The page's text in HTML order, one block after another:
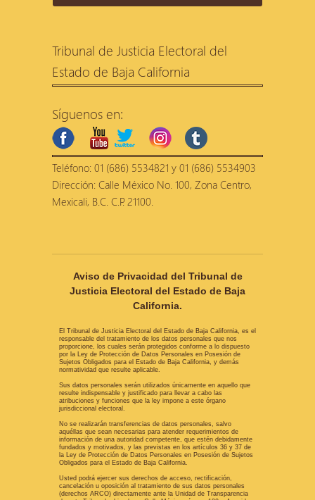
Tribunal de Justicia Electoral del
Estado de Baja California
Síguenos en:
facebookyoutubetwitter
Teléfono: 01 (686) 5534821 y 01 (686) 5534903
Dirección: Calle México No. 100, Zona Centro,
Mexicali, B.C. C.P. 21100.
Aviso de Privacidad del Tribunal de
Justicia Electoral del Estado de Baja
California.
El Tribunal de Justicia Electoral del Estado de Baja California, es el
responsable del tratamiento de los datos personales que nos
proporcione, los cuales serán protegidos conforme a lo dispuesto
por la Ley de Protección de Datos Personales en Posesión de
Sujetos Obligados para el Estado de Baja California, y demás
normatividad que resulte aplicable.
Sus datos personales serán utilizados únicamente en aquello que
resulte indispensable y justificado para llevar a cabo las
atribuciones y funciones que la ley impone a este órgano
jurisdiccional electoral.
No se realizarán transferencias de datos personales, salvo
aquéllas que sean necesarias para atender requerimientos de
información de una autoridad competente, que estén debidamente
fundados y motivados, y las previstas en los artículos 36 y 37 de
la Ley de Protección de Datos Personales en Posesión de Sujetos
Obligados para el Estado de Baja California.
Usted podrá ejercer sus derechos de acceso, rectificación,
cancelación u oposición al tratamiento de sus datos personales
(derechos ARCO) directamente ante la Unidad de Transparencia